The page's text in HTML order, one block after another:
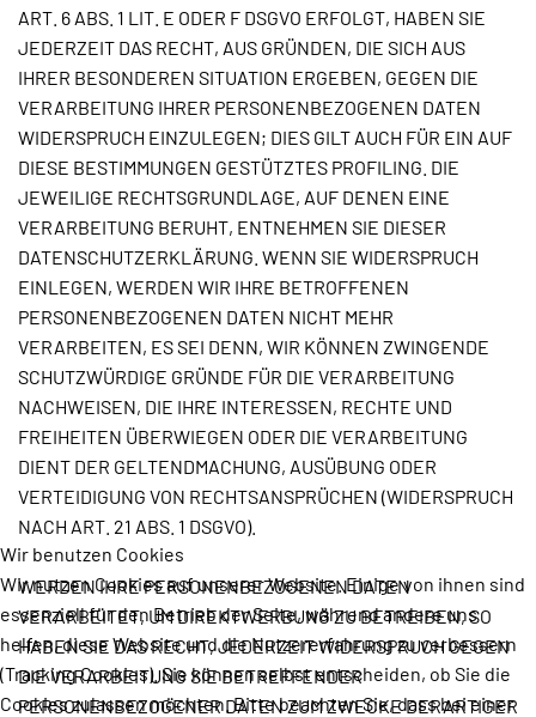
ART. 6 ABS. 1 LIT. E ODER F DSGVO ERFOLGT, HABEN SIE
JEDERZEIT DAS RECHT, AUS GRÜNDEN, DIE SICH AUS
IHRER BESONDEREN SITUATION ERGEBEN, GEGEN DIE
VERARBEITUNG IHRER PERSONENBEZOGENEN DATEN
WIDERSPRUCH EINZULEGEN; DIES GILT AUCH FÜR EIN AUF
DIESE BESTIMMUNGEN GESTÜTZTES PROFILING. DIE
JEWEILIGE RECHTSGRUNDLAGE, AUF DENEN EINE
VERARBEITUNG BERUHT, ENTNEHMEN SIE DIESER
DATENSCHUTZERKLÄRUNG. WENN SIE WIDERSPRUCH
EINLEGEN, WERDEN WIR IHRE BETROFFENEN
PERSONENBEZOGENEN DATEN NICHT MEHR
VERARBEITEN, ES SEI DENN, WIR KÖNNEN ZWINGENDE
SCHUTZWÜRDIGE GRÜNDE FÜR DIE VERARBEITUNG
NACHWEISEN, DIE IHRE INTERESSEN, RECHTE UND
FREIHEITEN ÜBERWIEGEN ODER DIE VERARBEITUNG
DIENT DER GELTENDMACHUNG, AUSÜBUNG ODER
VERTEIDIGUNG VON RECHTSANSPRÜCHEN (WIDERSPRUCH
NACH ART. 21 ABS. 1 DSGVO).
WERDEN IHRE PERSONENBEZOGENEN DATEN
VERARBEITET, UM DIREKTWERBUNG ZU BETREIBEN, SO
HABEN SIE DAS RECHT, JEDERZEIT WIDERSPRUCH GEGEN
DIE VERARBEITUNG SIE BETREFFENDER
PERSONENBEZOGENER DATEN ZUM ZWECKE DERARTIGER
Wir benutzen Cookies
Wir nutzen Cookies auf unserer Website. Einige von ihnen sind
essenziell für den Betrieb der Seite, während andere uns
helfen, diese Website und die Nutzererfahrung zu verbessern
(Tracking Cookies). Sie können selbst entscheiden, ob Sie die
Cookies zulassen möchten. Bitte beachten Sie, dass bei einer